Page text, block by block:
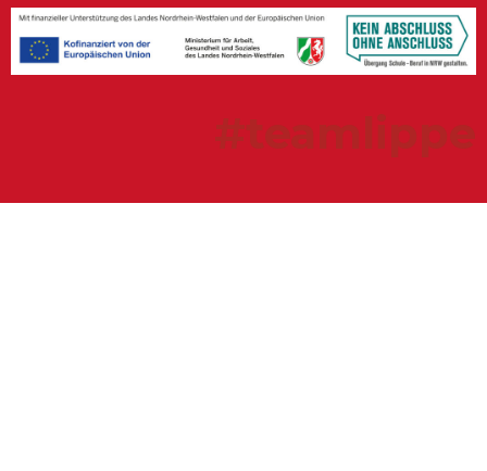
#teamlippe